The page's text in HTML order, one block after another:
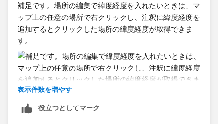
補足です。場所の編集で緯度経度を入れたいときは、マ
ップ上の任意の場所で右クリックし、注釈に緯度経度を
追加するとクリックした場所の緯度経度が取得できま
す。
表示件数を増やす
役立つとしてマーク